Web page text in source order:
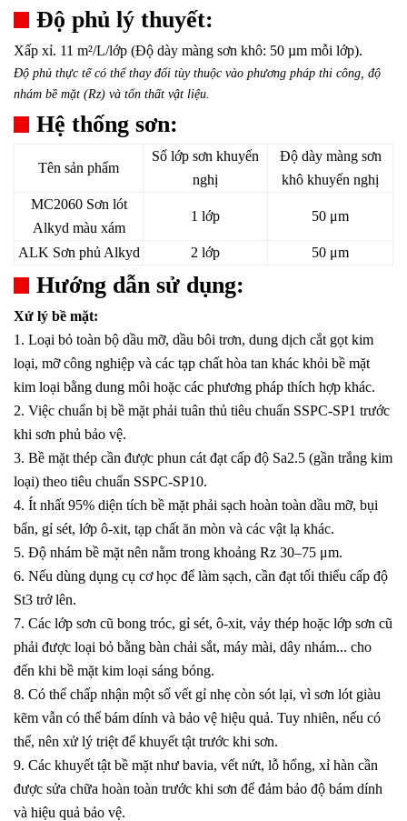
Độ phủ lý thuyết:
Xấp xỉ. 11 m²/L/lớp (Độ dày màng sơn khô: 50 µm mỗi lớp).
Độ phủ thực tế có thể thay đổi tùy thuộc vào phương pháp thi công, độ
nhám bề mặt (Rz) và tổn thất vật liệu.
Hệ thống sơn:
Tên sản phẩm
Số lớp sơn khuyến
nghị
Độ dày màng sơn
khô khuyến nghị
MC2060 Sơn lót
Alkyd màu xám
1 lớp 50 μm
ALK Sơn phủ Alkyd 2 lớp 50 μm
Hướng dẫn sử dụng:
Xử lý bề mặt:
1. Loại bỏ toàn bộ dầu mỡ, dầu bôi trơn, dung dịch cắt gọt kim
loại, mỡ công nghiệp và các tạp chất hòa tan khác khỏi bề mặt
kim loại bằng dung môi hoặc các phương pháp thích hợp khác.
2. Việc chuẩn bị bề mặt phải tuân thủ tiêu chuẩn SSPC-SP1 trước
khi sơn phủ bảo vệ.
3. Bề mặt thép cần được phun cát đạt cấp độ Sa2.5 (gần trắng kim
loại) theo tiêu chuẩn SSPC-SP10.
4. Ít nhất 95% diện tích bề mặt phải sạch hoàn toàn dầu mỡ, bụi
bẩn, gỉ sét, lớp ô-xit, tạp chất ăn mòn và các vật lạ khác.
5. Độ nhám bề mặt nên nằm trong khoảng Rz 30–75 μm.
6. Nếu dùng dụng cụ cơ học để làm sạch, cần đạt tối thiểu cấp độ
St3 trở lên.
7. Các lớp sơn cũ bong tróc, gỉ sét, ô-xit, vảy thép hoặc lớp sơn cũ
phải được loại bỏ bằng bàn chải sắt, máy mài, dây nhám... cho
đến khi bề mặt kim loại sáng bóng.
8. Có thể chấp nhận một số vết gỉ nhẹ còn sót lại, vì sơn lót giàu
kẽm vẫn có thể bám dính và bảo vệ hiệu quả. Tuy nhiên, nếu có
thể, nên xử lý triệt để khuyết tật trước khi sơn.
9. Các khuyết tật bề mặt như bavia, vết nứt, lỗ hổng, xỉ hàn cần
được sửa chữa hoàn toàn trước khi sơn để đảm bảo độ bám dính
và hiệu quả bảo vệ.